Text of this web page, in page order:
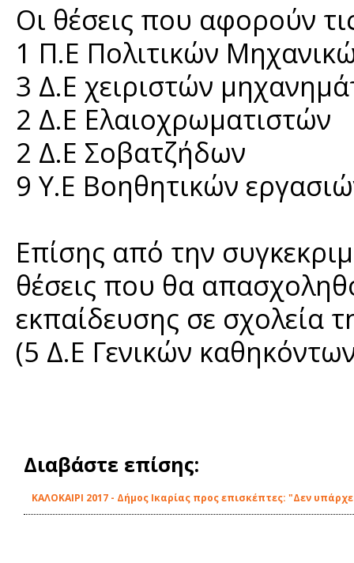
Οι θέσεις που αφορούν
1 Π.Ε Πολιτικών
3 Δ.Ε χειριστών
2 Δ.Ε Ελαιοχρωματιστών
2 Δ.Ε Σοβατζήδων
9 Υ.Ε Βοηθητικών
Επίσης από την
θέσεις που θα
εκπαίδευσης σε σχολεία
(5 Δ.Ε Γενικών
Διαβάστε επίσης:
ΚΑΛΟΚΑΙΡΙ 2017 - Δήμος Ικαρίας προς επισκέπτες: "Δεν